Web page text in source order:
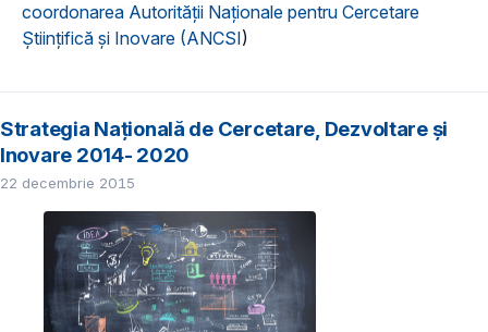
coordonarea Autorității Naţionale pentru Cercetare
Ştiinţifică şi Inovare (ANCSI)
Strategia Națională de Cercetare, Dezvoltare și
Inovare 2014- 2020
22 decembrie 2015